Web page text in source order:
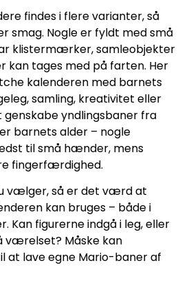
findes i flere varianter, så
smag. Nogle er fyldt med små
klistermærker, samleobjekter
kan tages med på farten. Her
kalenderen med barnets
samling, kreativitet eller
yndlingsbaner fra
barnets alder – nogle
til små hænder, mens
fingerfærdighed.
vælger, så er det værd at
kan bruges – både i
Kan figurerne indgå i leg, eller
værelset? Måske kan
at lave egne Mario-baner af